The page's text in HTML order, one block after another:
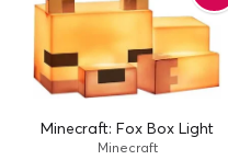
Minecraft: Fox Box Light
Minecraft